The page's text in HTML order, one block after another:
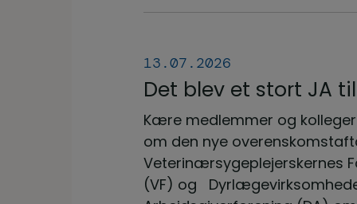
uddannelsen
herunder.
13.07.2026
Det blev et stort JA
overenskomstaftale
Kære medlemmer og
om den nye
Veterinærsygeplejerskernes
(VF) og